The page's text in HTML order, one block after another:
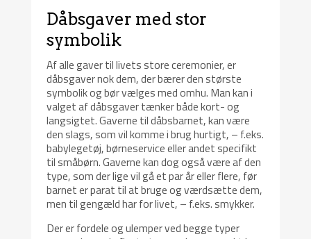
Dåbsgaver med stor
symbolik
Af alle gaver til livets store ceremonier, er
dåbsgaver nok dem, der bærer den største
symbolik og bør vælges med omhu. Man kan i
valget af dåbsgaver tænker både kort- og
langsigtet. Gaverne til dåbsbarnet, kan være
den slags, som vil komme i brug hurtigt, – f.eks.
babylegetøj, børneservice eller andet specifikt
til småbørn. Gaverne kan dog også være af den
type, som der lige vil gå et par år eller flere, før
barnet er parat til at bruge og værdsætte dem,
men til gengæld har for livet, – f.eks. smykker.
Der er fordele og ulemper ved begge typer